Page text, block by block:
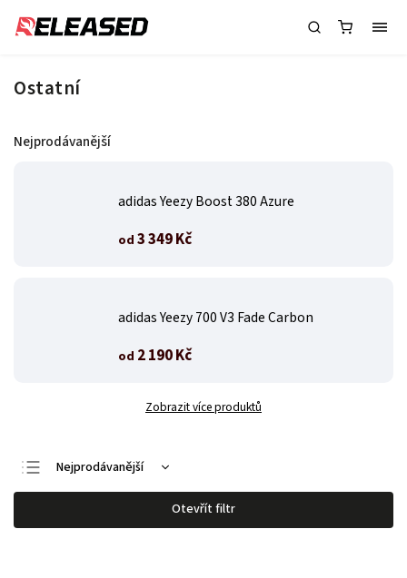
Ostatní
Nejprodávanější
adidas Yeezy Boost 380 Azure
od 3 349 Kč
adidas Yeezy 700 V3 Fade Carbon
od 2 190 Kč
Zobrazit více produktů
Nejprodávanější
Nejlevnější
Nejdražší
Otevřít filtr